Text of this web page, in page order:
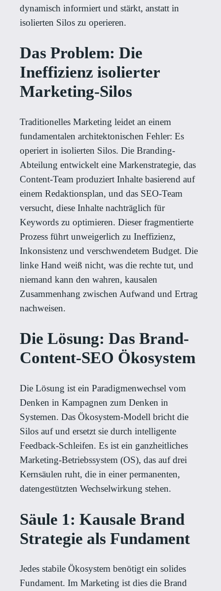
dynamisch informiert und stärkt, anstatt in
isolierten Silos zu operieren.
Das Problem: Die
Ineffizienz isolierter
Marketing-Silos
Traditionelles Marketing leidet an einem
fundamentalen architektonischen Fehler: Es
operiert in isolierten Silos. Die Branding-
Abteilung entwickelt eine Markenstrategie, das
Content-Team produziert Inhalte basierend auf
einem Redaktionsplan, und das SEO-Team
versucht, diese Inhalte nachträglich für
Keywords zu optimieren. Dieser fragmentierte
Prozess führt unweigerlich zu Ineffizienz,
Inkonsistenz und verschwendetem Budget. Die
linke Hand weiß nicht, was die rechte tut, und
niemand kann den wahren, kausalen
Zusammenhang zwischen Aufwand und Ertrag
nachweisen.
Die Lösung: Das Brand-
Content-SEO Ökosystem
Die Lösung ist ein Paradigmenwechsel vom
Denken in Kampagnen zum Denken in
Systemen. Das Ökosystem-Modell bricht die
Silos auf und ersetzt sie durch intelligente
Feedback-Schleifen. Es ist ein ganzheitliches
Marketing-Betriebssystem (OS), das auf drei
Kernsäulen ruht, die in einer permanenten,
datengestützten Wechselwirkung stehen.
Säule 1: Kausale Brand
Strategie als Fundament
Jedes stabile Ökosystem benötigt ein solides
Fundament. Im Marketing ist dies die Brand